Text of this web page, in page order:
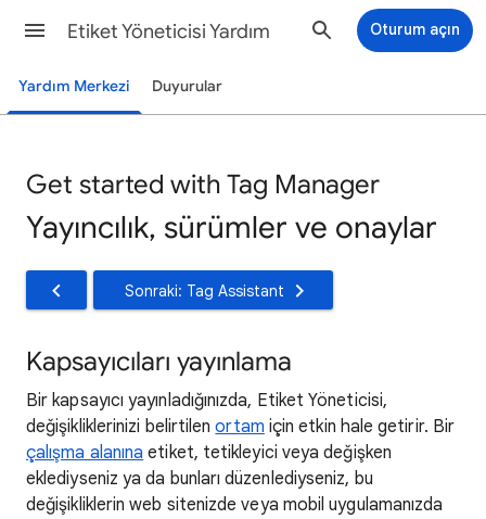
Etiket Yöneticisi Yardım Oturum açın
Yardım Merkezi Duyurular
Get started with Tag Manager
Yayıncılık, sürümler ve onaylar
Sonraki: Tag Assistant
Kapsayıcıları yayınlama
Bir kapsayıcı yayınladığınızda, Etiket Yöneticisi,
değişikliklerinizi belirtilenortam için etkin hale getirir. Bir
çalışma alanına etiket, tetikleyici veya değişken
eklediyseniz ya da bunları düzenlediyseniz, bu
değişikliklerin web sitenizde veya mobil uygulamanızda